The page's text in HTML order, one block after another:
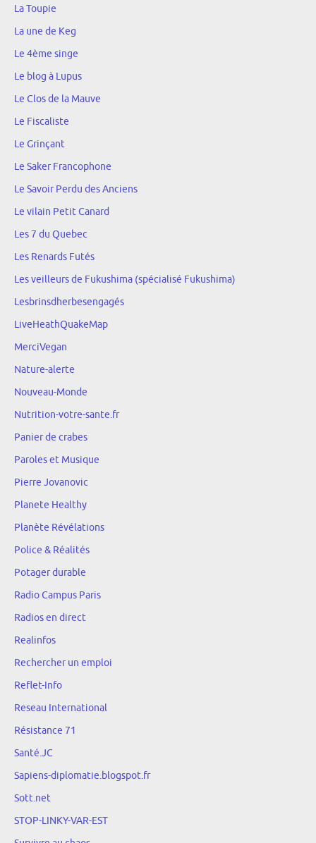
La Toupie
La une de Keg
Le 4ème singe
Le blog à Lupus
Le Clos de la Mauve
Le Fiscaliste
Le Grinçant
Le Saker Francophone
Le Savoir Perdu des Anciens
Le vilain Petit Canard
Les 7 du Quebec
Les Renards Futés
Les veilleurs de Fukushima (spécialisé Fukushima)
Lesbrinsdherbesengagés
LiveHeathQuakeMap
MerciVegan
Nature-alerte
Nouveau-Monde
Nutrition-votre-sante.fr
Panier de crabes
Paroles et Musique
Pierre Jovanovic
Planete Healthy
Planète Révélations
Police & Réalités
Potager durable
Radio Campus Paris
Radios en direct
Realinfos
Rechercher un emploi
Reflet-Info
Reseau International
Résistance 71
Santé.JC
Sapiens-diplomatie.blogspot.fr
Sott.net
STOP-LINKY-VAR-EST